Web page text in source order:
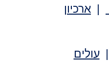
| ארכיון
|עולים